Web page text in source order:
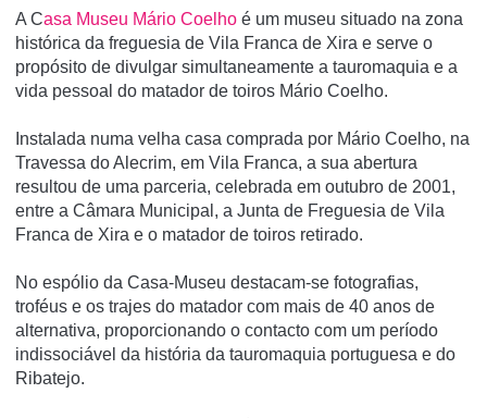
A Casa Museu Mário Coelho é um museu situado na zona
histórica da freguesia de Vila Franca de Xira e serve o
propósito de divulgar simultaneamente a tauromaquia e a
vida pessoal do matador de toiros Mário Coelho.
Instalada numa velha casa comprada por Mário Coelho, na
Travessa do Alecrim, em Vila Franca, a sua abertura
resultou de uma parceria, celebrada em outubro de 2001,
entre a Câmara Municipal, a Junta de Freguesia de Vila
Franca de Xira e o matador de toiros retirado.
No espólio da Casa-Museu destacam-se fotografias,
troféus e os trajes do matador com mais de 40 anos de
alternativa, proporcionando o contacto com um perí­odo
indissociável da história da tauromaquia portuguesa e do
Ribatejo.